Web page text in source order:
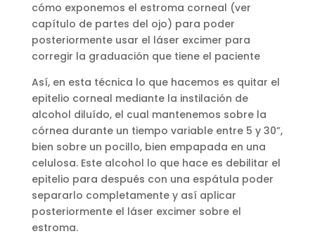
cómo exponemos el estroma corneal (ver
capítulo de partes del ojo) para poder
posteriormente usar el láser excimer para
corregir la graduación que tiene el paciente
Así, en esta técnica lo que hacemos es quitar el
epitelio corneal mediante la instilación de
alcohol diluído, el cual mantenemos sobre la
córnea durante un tiempo variable entre 5 y 30”,
bien sobre un pocillo, bien empapada en una
celulosa. Este alcohol lo que hace es debilitar el
epitelio para después con una espátula poder
separarlo completamente y así aplicar
posteriormente el láser excimer sobre el
estroma.